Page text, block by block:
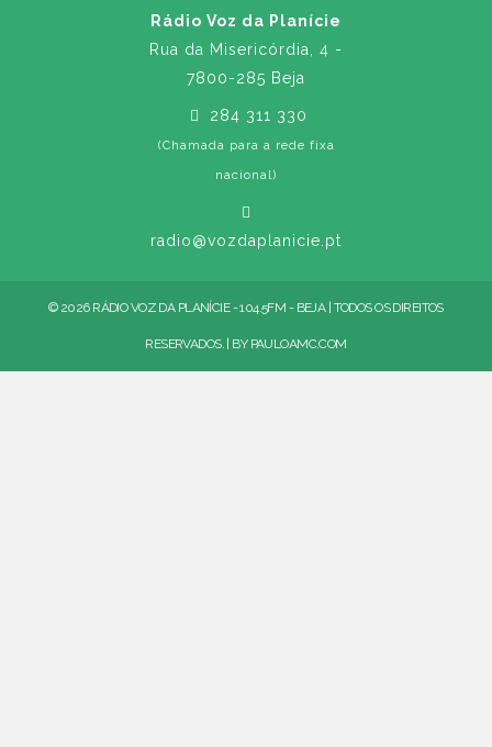
Rádio Voz da Planície
Rua da Misericórdia, 4 -
7800-285 Beja
284 311 330
(Chamada para a rede fixa
nacional)
radio@vozdaplanicie.pt
© 2026 RÁDIO VOZ DA PLANÍCIE - 104.5FM - BEJA | TODOS OS DIREITOS
RESERVADOS. | BY PAULOAMC.COM